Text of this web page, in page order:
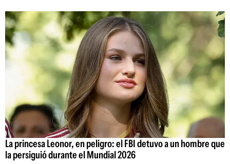
La princesa Leonor, en peligro: el FBI detuvo a un hombre que
la persiguió durante el Mundial 2026